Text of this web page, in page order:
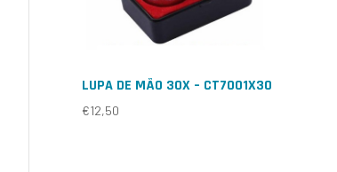
LUPA DE MÃO 30X – CT7001X30
€12,50